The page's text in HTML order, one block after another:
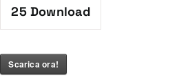
25Download
Scarica ora!